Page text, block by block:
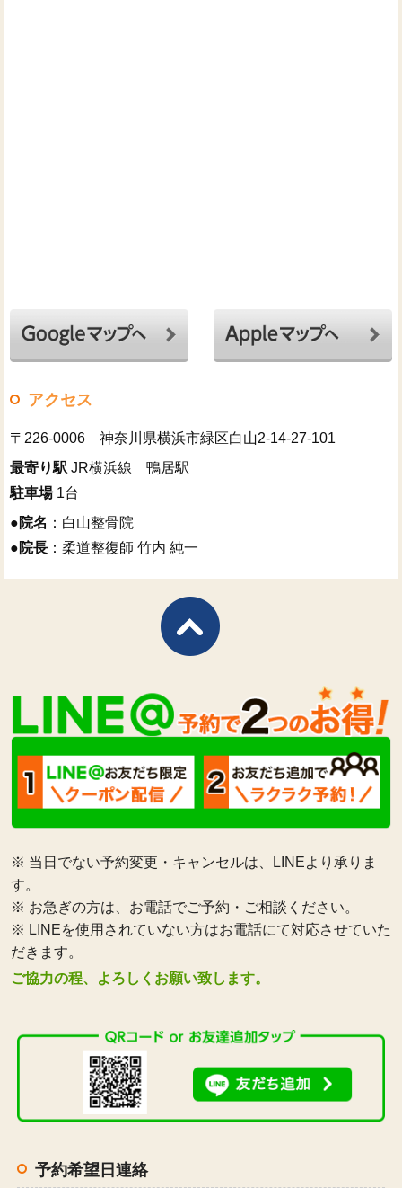
アクセス
〒226-0006 神奈川県横浜市緑区白山2-14-27-101
最寄り駅 JR横浜線 鴨居駅
駐車場1台
●院名 ：白山整骨院
●院長 ：柔道整復師 竹内 純一
※ 当日でない予約変更・キャンセルは、LINEより承りま
す。
※ お急ぎの方は、お電話でご予約・ご相談ください。
※ LINEを使用されていない方はお電話にて対応させていた
だきます。
ご協力の程、よろしくお願い致します。
予約希望日連絡